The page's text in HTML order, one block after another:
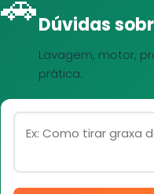
Dúvidas
Lavagem, motor,
prática.